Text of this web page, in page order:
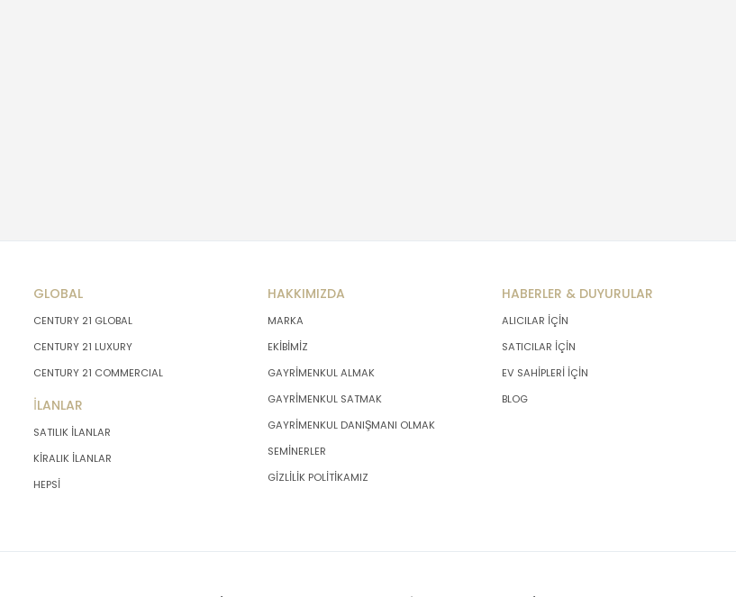
GLOBAL
CENTURY 21 GLOBAL
CENTURY 21 LUXURY
CENTURY 21 COMMERCIAL
İLANLAR
SATILIK İLANLAR
KİRALIK İLANLAR
HEPSİ
HAKKIMIZDA
MARKA
EKİBİMİZ
GAYRİMENKUL ALMAK
GAYRİMENKUL SATMAK
GAYRİMENKUL DANIŞMANI OLMAK
SEMİNERLER
GİZLİLİK POLİTİKAMIZ
HABERLER & DUYURULAR
ALICILAR İÇİN
SATICILAR İÇİN
EV SAHİPLERİ İÇİN
BLOG